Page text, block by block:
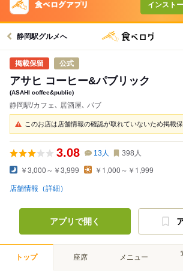
インスト
静岡駅グルメへ
公式
アサヒ コーヒー&パブリック
(ASAHI coffee&public)
静岡駅/カフェ､ 居酒屋､ パブ
このお店は店舗情報の確認が取れていないため掲載保
3.08 13人 398 人
￥3,000～￥3,999 ￥1,000～￥1,999
店舗情報（詳細）
アプリで開く
トップ 座席 メニュー